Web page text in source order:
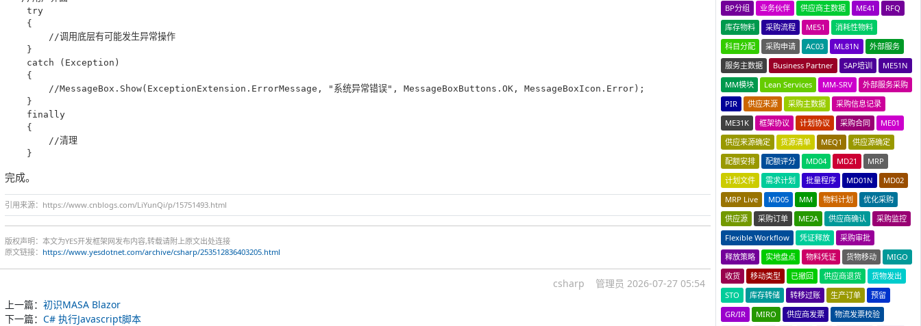
    try
    {
        //调用底层有可能发生异常操作
    }
    catch (Exception)
    {
        //MessageBox.Show(ExceptionExtension.ErrorMessage, "系统异常错误", MessageBoxButtons.OK, MessageBoxIcon.Error);
    }
    finally
    {
        //清理
完成。
引用来源：https://www.cnblogs.com/LiYunQi/p/15751493.html
版权声明：本文为YES开发框架网发布内容,转载请附上原文出处连接
原文链接： https://www.yesdotnet.com/archive/csharp/253512836403205.html
csharp 管理员 2026-07-27 05:54
上一篇： 初识MASA Blazor
下一篇： C# 执行Javascript脚本
BP分组
业务伙伴 供应商主数据 ME41
RFQ
库存物料
采购流程 ME51
消耗性物料
科目分配
采购申请 AC03 ML81N
外部服务
服务主数据
Business Partner SAP培训
ME51N
MM模块
Lean Services MM-SRV
外部服务采购
PIR
供应来源 采购主数据
采购信息记录
ME31K
框架协议 计划协议 采购合同
ME01
供应来源确定
货源清单 MEQ1
供应源确定
配额安排
配额评分 MD04 MD21
MRP
计划文件
需求计划 批量程序 MD01N
MD02
MRP Live
MD05 MM 物料计划
优化采购
供应源
采购订单 ME2A 供应商确认
采购监控
Flexible Workflow
凭证释放
采购审批
释放策略
实地盘点 物料凭证 货物移动
MIGO
收货
移动类型 已撤回 供应商退货
货物发出
STO
库存转储 转移过账 生产订单
预留
GR/IR
MIRO 供应商发票
物流发票校验